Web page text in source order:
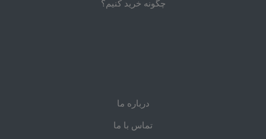
چگونه خرید کنیم؟
درباره ما
تماس با ما